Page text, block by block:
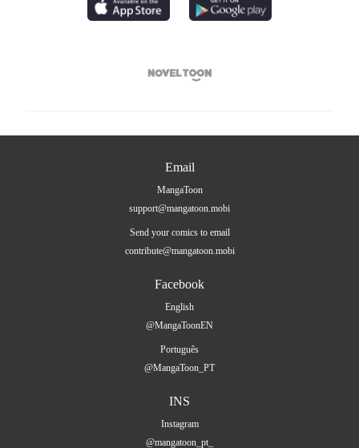

Email
MangaToon
support@mangatoon.mobi
Send your comics to email
contribute@mangatoon.mobi
Facebook
English
@MangaToonEN
Português
@MangaToon_PT
INS
Instagram
@mangatoon_pt_